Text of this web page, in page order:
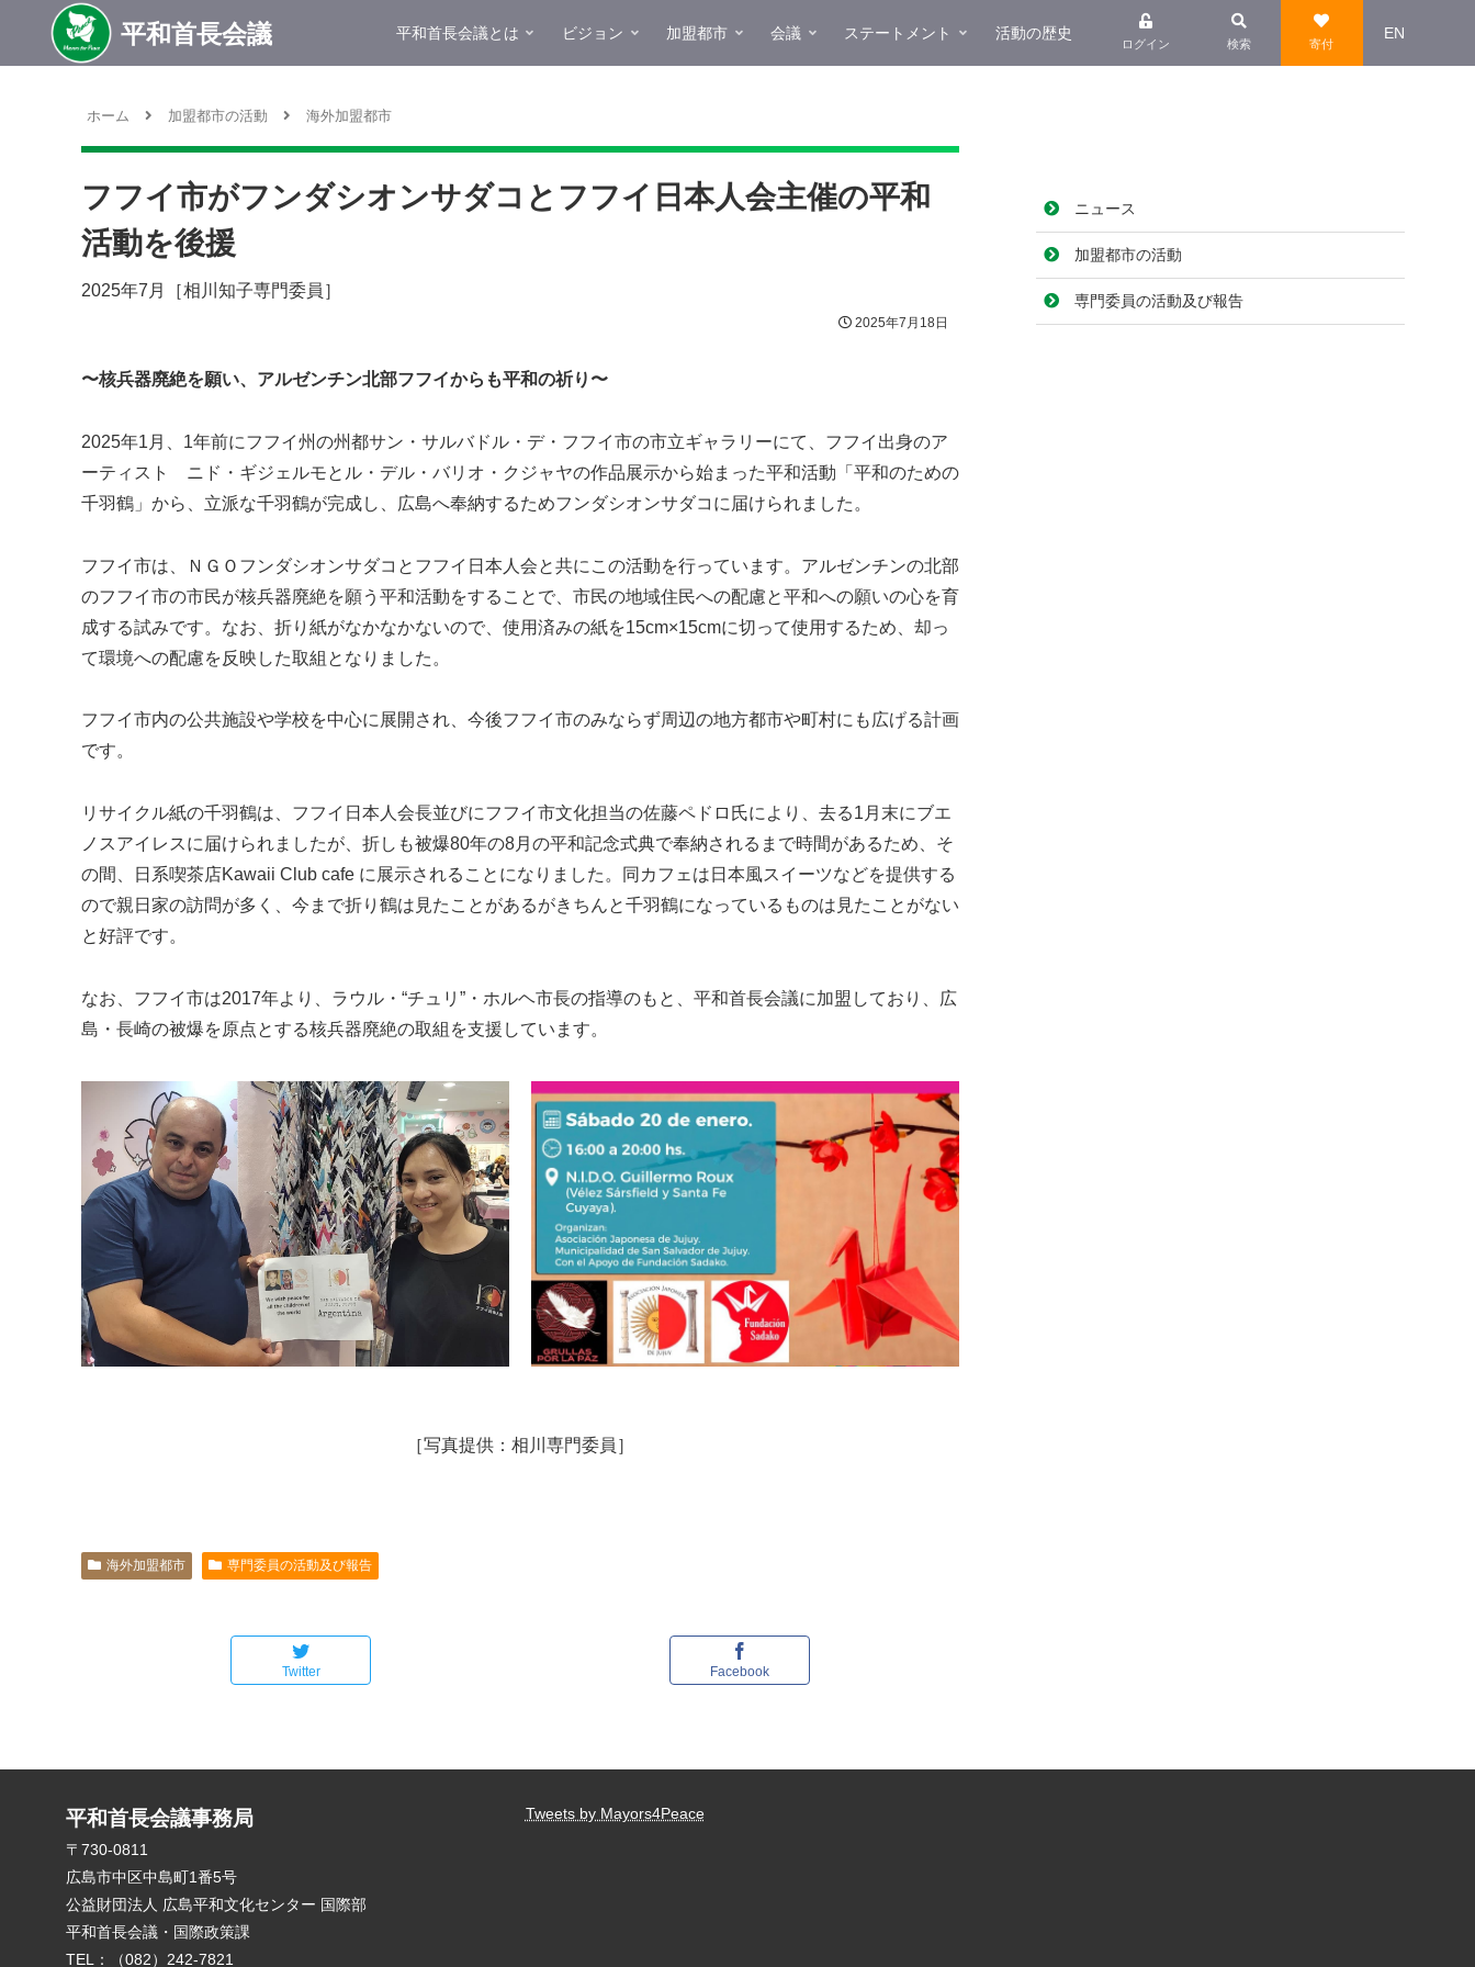
平和首長会議とは ビジョン 加盟都市 会議 ステートメント 活動の歴史
ログイン 検索 寄付
EN
ホーム 加盟都市の活動 海外加盟都市
フフイ市がフンダシオンサダコとフフイ日本人会主催の平和
活動を後援
2025年7月［相川知子専門委員］
2025年7月18日
〜核兵器廃絶を願い、アルゼンチン北部フフイからも平和の祈り〜
2025年1月、1年前にフフイ州の州都サン・サルバドル・デ・フフイ市の市立ギャラリーにて、フフイ出身のア
ーティスト ニド・ギジェルモとル・デル・バリオ・クジャヤの作品展示から始まった平和活動「平和のための
千羽鶴」から、立派な千羽鶴が完成し、広島へ奉納するためフンダシオンサダコに届けられました。
フフイ市は、ＮＧＯフンダシオンサダコとフフイ日本人会と共にこの活動を行っています。アルゼンチンの北部
のフフイ市の市民が核兵器廃絶を願う平和活動をすることで、市民の地域住民への配慮と平和への願いの心を育
成する試みです。なお、折り紙がなかなかないので、使用済みの紙を15cm×15cmに切って使用するため、却っ
て環境への配慮を反映した取組となりました。
フフイ市内の公共施設や学校を中心に展開され、今後フフイ市のみならず周辺の地方都市や町村にも広げる計画
です。
リサイクル紙の千羽鶴は、フフイ日本人会長並びにフフイ市文化担当の佐藤ペドロ氏により、去る1月末にブエ
ノスアイレスに届けられましたが、折しも被爆80年の8月の平和記念式典で奉納されるまで時間があるため、そ
の間、日系喫茶店Kawaii Club cafe に展示されることになりました。同カフェは日本風スイーツなどを提供する
ので親日家の訪問が多く、今まで折り鶴は見たことがあるがきちんと千羽鶴になっているものは見たことがない
と好評です。
なお、フフイ市は2017年より、ラウル・“チュリ”・ホルヘ市長の指導のもと、平和首長会議に加盟しており、広
島・長崎の被爆を原点とする核兵器廃絶の取組を支援しています。
［写真提供：相川専門委員］
海外加盟都市 専門委員の活動及び報告
Twitter Facebook
ニュース
加盟都市の活動
専門委員の活動及び報告
平和首長会議事務局 Tweets by Mayors4Peace